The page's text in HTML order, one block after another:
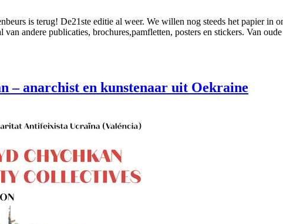
is terug! De21ste editie al weer. We willen nog steeds het papier in
andere publicaties, brochures,pamfletten, posters en stickers. Van
– anarchist en kunstenaar uit Oekraine